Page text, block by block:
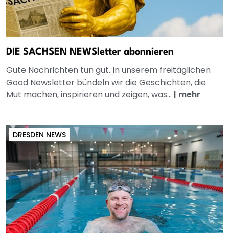
DIE SACHSEN NEWSletter abonnieren
Gute Nachrichten tun gut. In unserem freitäglichen
Good Newsletter bündeln wir die Geschichten, die
Mut machen, inspirieren und zeigen, was... | mehr
DRESDEN NEWS